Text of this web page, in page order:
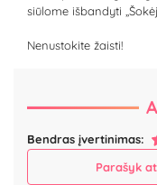
siūlome išbandyti
Nenustokite žaisti!
Bendras įvertinimas:
Parašyk